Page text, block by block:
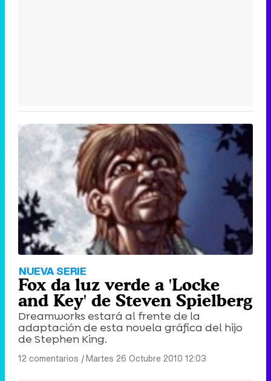
NUEVA SERIE
Fox da luz verde a 'Locke
and Key' de Steven Spielberg
Dreamworks estará al frente de la
adaptación de esta novela gráfica del hijo
de Stephen King.
12 comentarios |Martes 26 Octubre 2010 12:03